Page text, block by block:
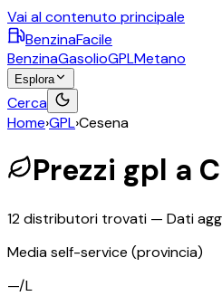
Vai al contenuto principale
BenzinaFacile
BenzinaGasolioGPLMetano
Esplora
Cerca
Home›GPL›Cesena
Prezzi gpl a
12distributori trovati — Dati
Media self-service (provincia)
—/L